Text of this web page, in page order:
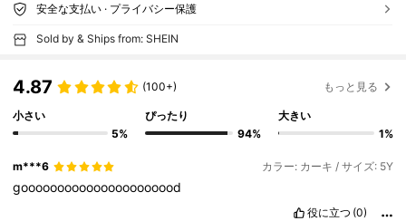
安全な支払い · プライバシー保護
Sold by & Ships from: SHEIN
4.87 (100+) もっと見る
小さい
5%
ぴったり
94%
大きい
1%
m***6 カラー: カーキ / サイズ: 5Y
goooooooooooooooooooood
役に立つ (0)